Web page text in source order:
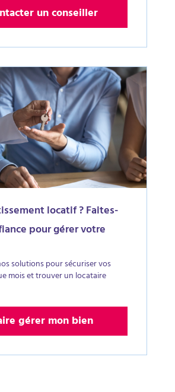
un conseiller
locatif ? Faites-
pour gérer votre
solutions pour sécuriser vos
mois et trouver un locataire
gérer mon bien